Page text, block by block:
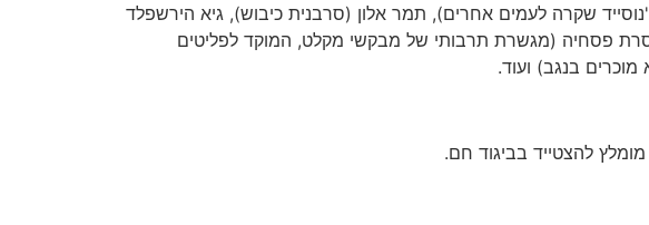
שקרה לעמים אחרים), תמר אלון (סרבנית כיבוש), גיא הירשפלד
פסחיה (מגשרת תרבותי של מבקשי מקלט, המוקד לפליטים
בנגב) ועוד.